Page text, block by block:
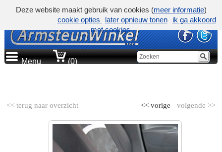
Menu (0)
<< terug naar overzicht volgende >>
<< vorige
Deze website maakt gebruik van cookies (meer informatie)
cookie opties
later opnieuw tonen
ik ga akkoord
met cookies